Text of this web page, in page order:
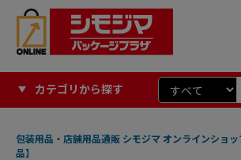
カテゴリから探す
包装用品・店舗用品通販 シモジマ オンラインショ
品】